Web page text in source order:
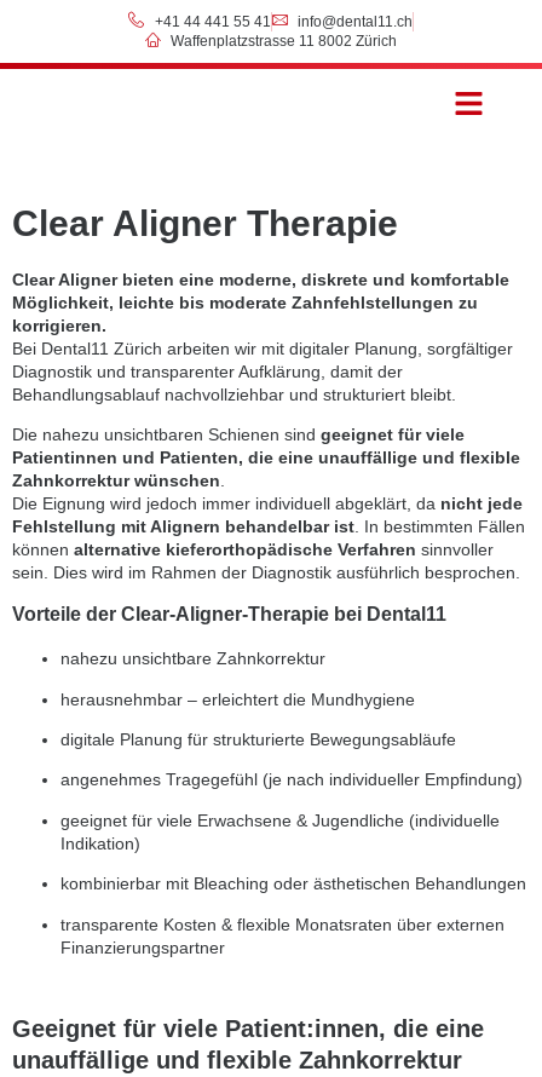
+41 44 441 55 41
info@dental11.ch
Waffenplatzstrasse 11 8002 Zürich
Clear Aligner Therapie
Clear Aligner bieten eine moderne, diskrete und komfortable
Möglichkeit, leichte bis moderate Zahnfehlstellungen zu
korrigieren.
Bei Dental11 Zürich arbeiten wir mit digitaler Planung, sorgfältiger
Diagnostik und transparenter Aufklärung, damit der
Behandlungsablauf nachvollziehbar und strukturiert bleibt.
Die nahezu unsichtbaren Schienen sind geeignet für viele
Patientinnen und Patienten, die eine unauffällige und flexible
Zahnkorrektur wünschen
Die Eignung wird jedoch immer individuell abgeklärt, da nicht jede
Fehlstellung mit Alignern behandelbar ist . In bestimmten Fällen
können alternative kieferorthopädische Verfahren sinnvoller
sein. Dies wird im Rahmen der Diagnostik ausführlich besprochen.
Vorteile der Clear-Aligner-Therapie bei Dental11
nahezu unsichtbare Zahnkorrektur
herausnehmbar – erleichtert die Mundhygiene
digitale Planung für strukturierte Bewegungsabläufe
angenehmes Tragegefühl (je nach individueller Empfindung)
geeignet für viele Erwachsene & Jugendliche (individuelle
Indikation)
kombinierbar mit Bleaching oder ästhetischen Behandlungen
transparente Kosten & flexible Monatsraten über externen
Finanzierungspartner
Geeignet für viele Patient:innen, die eine
unauffällige und flexible Zahnkorrektur